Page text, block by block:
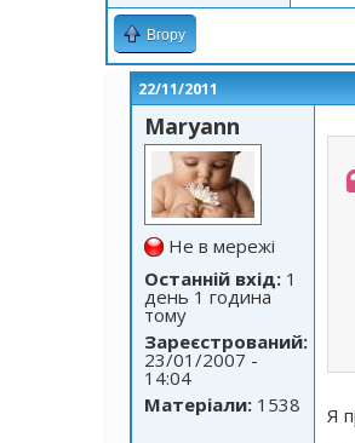
Вгору
22/11/2011
Maryann
Не в мережі
Останній вхід: 1
день 1 година
тому
Зареєстрований:
23/01/2007 -
14:04
Матеріали: 1538 Я